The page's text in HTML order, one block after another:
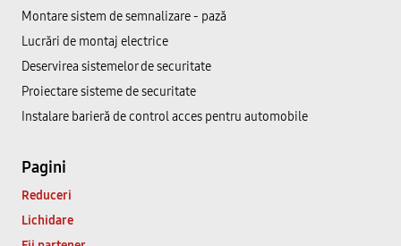
Montare sistem de semnalizare - pază
Lucrări de montaj electrice
Deservirea sistemelor de securitate
Proiectare sisteme de securitate
Instalare barieră de control acces pentru automobile
Pagini
Reduceri
Lichidare